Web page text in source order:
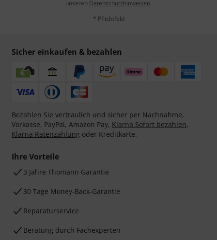
unseren Datenschutzhinweisen.
* Pflichtfeld
Sicher einkaufen & bezahlen
Bezahlen Sie vertraulich und sicher per Nachnahme,
Vorkasse, PayPal, Amazon Pay, Klarna Sofort bezahlen,
Klarna Ratenzahlung oder Kreditkarte.
Ihre Vorteile
3 Jahre Thomann Garantie
30 Tage Money-Back-Garantie
Reparaturservice
Beratung durch Fachexperten